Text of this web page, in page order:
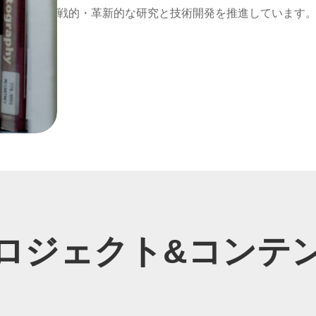
戦的・革新的な研究と技術開発を推進しています。
ジェクト&コンテ